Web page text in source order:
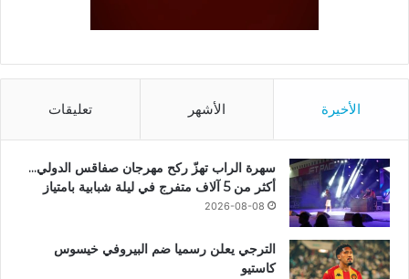
الأخيرة الأشهر تعليقات
سهرة الراب تهزّ ركح مهرجان صفاقس الدولي…
أكثر من 5 آلاف متفرج في ليلة شبابية بامتياز
2026-08-08
الترجي يعلن رسميا ضم البيروفي خيسوس
كاستيو